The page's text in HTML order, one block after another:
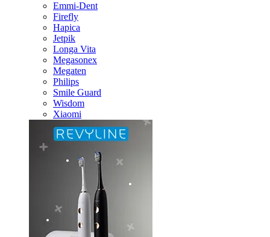
Emmi-Dent
Firefly
Hapica
Jetpik
Longa Vita
Megasonex
Megaten
Philips
Smile Guard
Wisdom
Xiaomi